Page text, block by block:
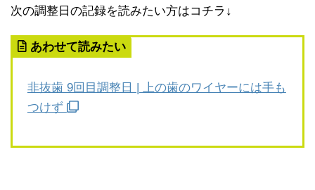
次の調整日の記録を読みたい方はコチラ↓
あわせて読みたい
非抜歯 9回目調整日 | 上の歯のワイヤーには手も
つけず